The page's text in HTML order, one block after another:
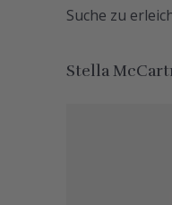
Suche zu
Stella